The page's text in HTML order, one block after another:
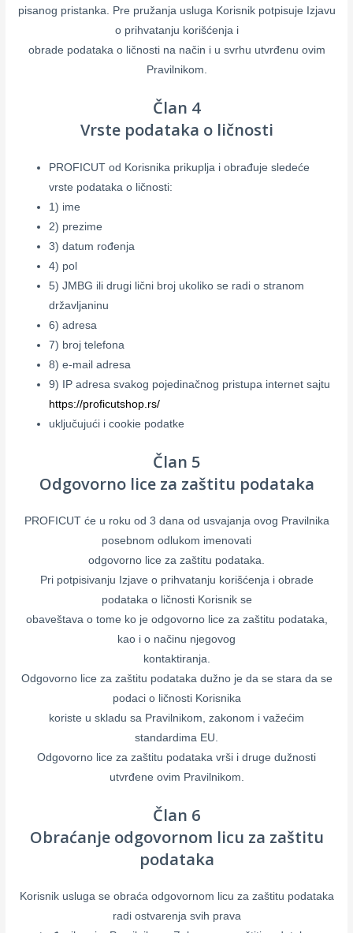
pisanog pristanka. Pre pružanja usluga Korisnik potpisuje Izjavu
o prihvatanju korišćenja i
obrade podataka o ličnosti na način i u svrhu utvrđenu ovim
Pravilnikom.
Član 4
Vrste podataka o ličnosti
PROFICUT od Korisnika prikuplja i obrađuje sledeće
vrste podataka o ličnosti:
1) ime
2) prezime
3) datum rođenja
4) pol
5) JMBG ili drugi lični broj ukoliko se radi o stranom
državljaninu
6) adresa
7) broj telefona
8) e-mail adresa
9) IP adresa svakog pojedinačnog pristupa internet sajtu
https://proficutshop.rs/
uključujući i cookie podatke
Član 5
Odgovorno lice za zaštitu podataka
PROFICUT će u roku od 3 dana od usvajanja ovog Pravilnika
posebnom odlukom imenovati
odgovorno lice za zaštitu podataka.
Pri potpisivanju Izjave o prihvatanju korišćenja i obrade
podataka o ličnosti Korisnik se
obaveštava o tome ko je odgovorno lice za zaštitu podataka,
kao i o načinu njegovog
kontaktiranja.
Odgovorno lice za zaštitu podataka dužno je da se stara da se
podaci o ličnosti Korisnika
koriste u skladu sa Pravilnikom, zakonom i važećim
standardima EU.
Odgovorno lice za zaštitu podataka vrši i druge dužnosti
utvrđene ovim Pravilnikom.
Član 6
Obraćanje odgovornom licu za zaštitu
podataka
Korisnik usluga se obraća odgovornom licu za zaštitu podataka
radi ostvarenja svih prava